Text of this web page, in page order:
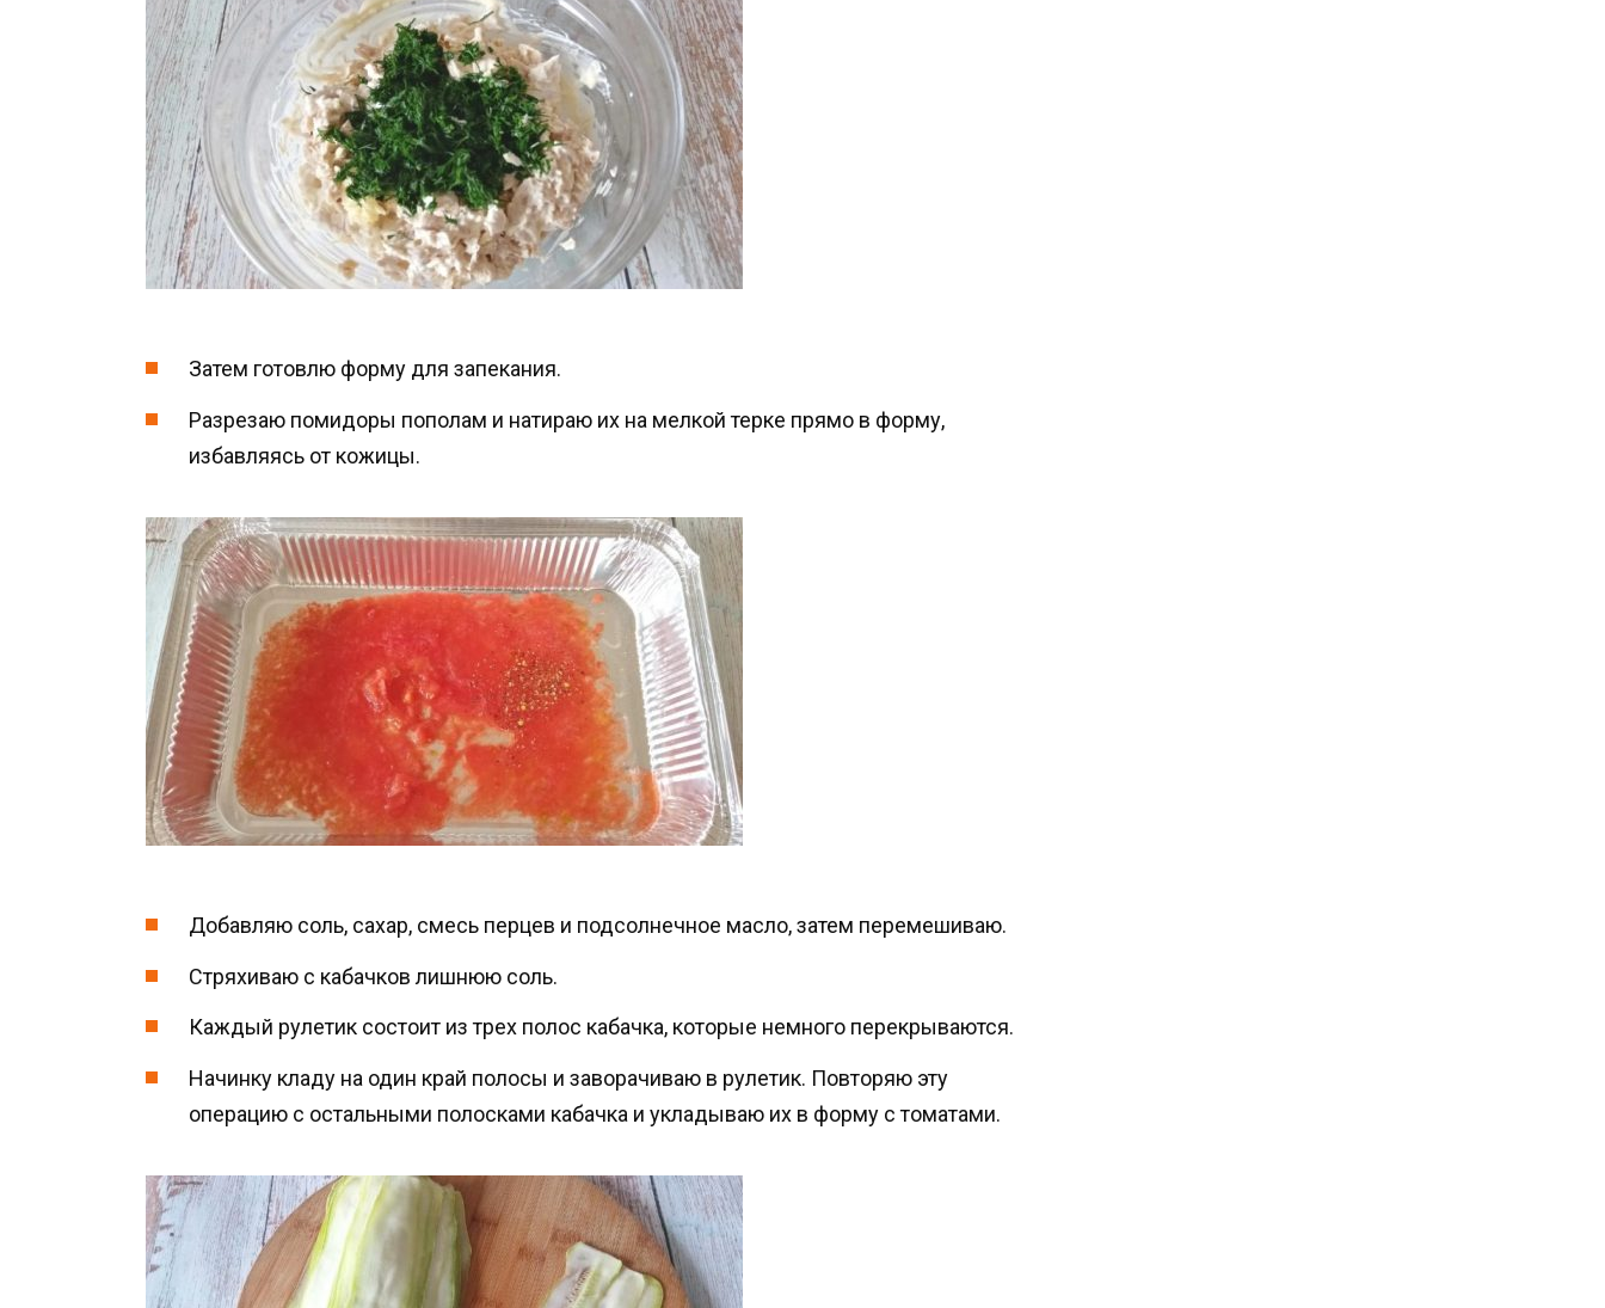
Затем готовлю форму для запекания.
Разрезаю помидоры пополам и натираю их на мелкой терке прямо в форму,
избавляясь от кожицы.
Добавляю соль, сахар, смесь перцев и подсолнечное масло, затем перемешиваю.
Стряхиваю с кабачков лишнюю соль.
Каждый рулетик состоит из трех полос кабачка, которые немного перекрываются.
Начинку кладу на один край полосы и заворачиваю в рулетик. Повторяю эту
операцию с остальными полосками кабачка и укладываю их в форму с томатами.